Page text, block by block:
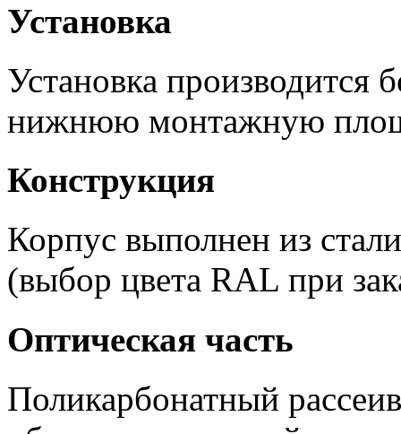
Установка
Установка производится
нижнюю монтажную
Конструкция
Корпус выполнен из
(выбор цвета RAL при
Оптическая часть
Поликарбонатный